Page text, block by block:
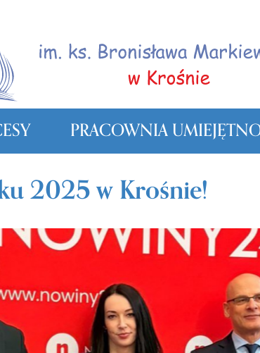
PRACOWNIA
2025 w Krośnie!